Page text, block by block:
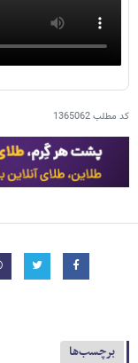
کد مطلب1365062
برچسب‌ها